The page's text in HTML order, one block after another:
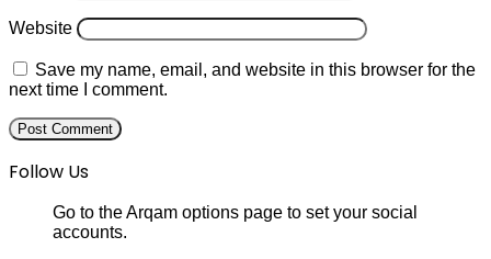
Website
Save my name, email, and website in this browser for the
next time I comment.
Follow Us
Go to the Arqam options page to set your social
accounts.